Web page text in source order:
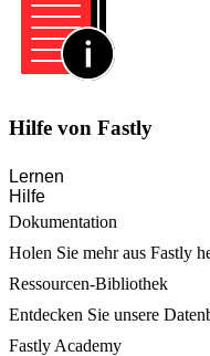
Hilfe von Fastly
Lernen
Hilfe
Dokumentation
Holen Sie mehr aus Fastly
Ressourcen-Bibliothek
Entdecken Sie unsere
Fastly Academy